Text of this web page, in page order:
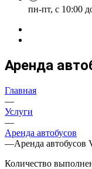
пн-пт, с 10:00
Аренда
Главная
—
Услуги
—
Аренда автобусов
—Аренда автобусов
Количество